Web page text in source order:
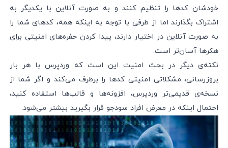
خودشان کدها را تنظیم کنند و به صورت آنلاین با یکدیگر به
اشتراک بگذارند اما از طرفی با توجه به اینکه همه،‌ کدهای شما را
به صورت آنلاین در اختیار دارند، پیدا کردن حفره‌های امنیتی برای
هکرها آسان‌تر است.
نکته‌ی دیگر در بحث امنیت این است که وردپرس با هر بار
بروزرسانی، مشکلاتی امنیتی کدها را برطرف می‌کند و اگر شما از
نسخه‌ی قدیمی‌تر وردپرس، افزونه‌ها و قالب‌ها استفاده کنید،
احتمال اینکه در معرض افراد سودجو قرار بگیرید بیشتر می‌شود.